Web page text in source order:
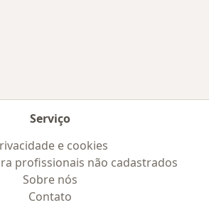
Serviço
e cookies
profissionais não cadastrados
Sobre nós
Contato